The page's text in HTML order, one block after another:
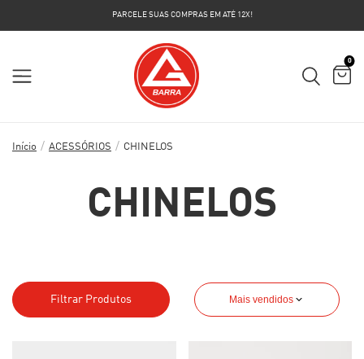
PARCELE SUAS COMPRAS EM ATÉ 12X!
0
Início / ACESSÓRIOS / CHINELOS
CHINELOS
Filtrar Produtos Mais vendidos